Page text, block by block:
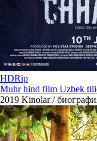
HDRip
Muhr hind film Uzbek
2019 Kinolar /